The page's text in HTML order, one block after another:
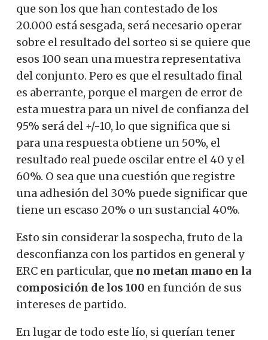
que son los que han contestado de los
20.000 está sesgada, será necesario operar
sobre el resultado del sorteo si se quiere que
esos 100 sean una muestra representativa
del conjunto. Pero es que el resultado final
es aberrante, porque el margen de error de
esta muestra para un nivel de confianza del
95% será del +/-10, lo que significa que si
para una respuesta obtiene un 50%, el
resultado real puede oscilar entre el 40 y el
60%. O sea que una cuestión que registre
una adhesión del 30% puede significar que
tiene un escaso 20% o un sustancial 40%.
Esto sin considerar la sospecha, fruto de la
desconfianza con los partidos en general y
ERC en particular, que no metan mano en la
composición de los 100 en función de sus
intereses de partido.
En lugar de todo este lío, si querían tener